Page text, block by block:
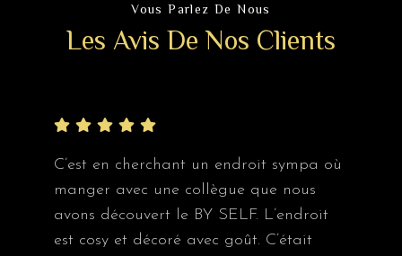
Vous Parlez De Nous
Les Avis De Nos Clients
C’est en cherchant un endroit sympa où
manger avec une collègue que nous
avons découvert le BY SELF. L’endroit
est cosy et décoré avec goût. C’était